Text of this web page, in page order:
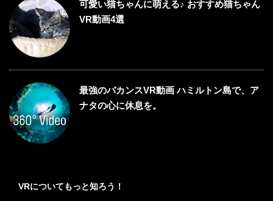
可愛い猫ちゃんに萌える♪ おすすめ猫ちゃん
VR動画4選
最強のバカンスVR動画 ハミルトン島で、ア
ナタの心に休息を。
VRについてもっと知ろう！